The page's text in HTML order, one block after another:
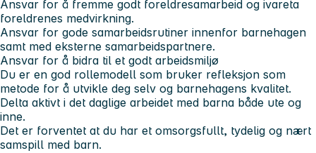
Ansvar for å fremme godt foreldresamarbeid og ivareta
foreldrenes medvirkning.
Ansvar for gode samarbeidsrutiner innenfor barnehagen
samt med eksterne samarbeidspartnere.
Ansvar for å bidra til et godt arbeidsmiljø
Du er en god rollemodell som bruker refleksjon som
metode for å utvikle deg selv og barnehagens kvalitet.
Delta aktivt i det daglige arbeidet med barna både ute og
inne.
Det er forventet at du har et omsorgsfullt, tydelig og nært
samspill med barn.